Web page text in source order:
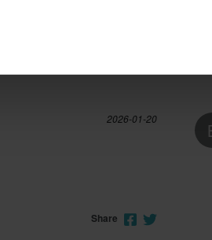
2026-01-20
Share